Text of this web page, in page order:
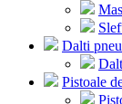
Dalti
Pistoale